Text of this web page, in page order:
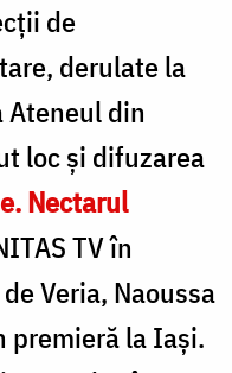
de
derulate la
din
loc și difuzarea
Nectarul
TV în
Veria, Naoussa
premieră la Iași.